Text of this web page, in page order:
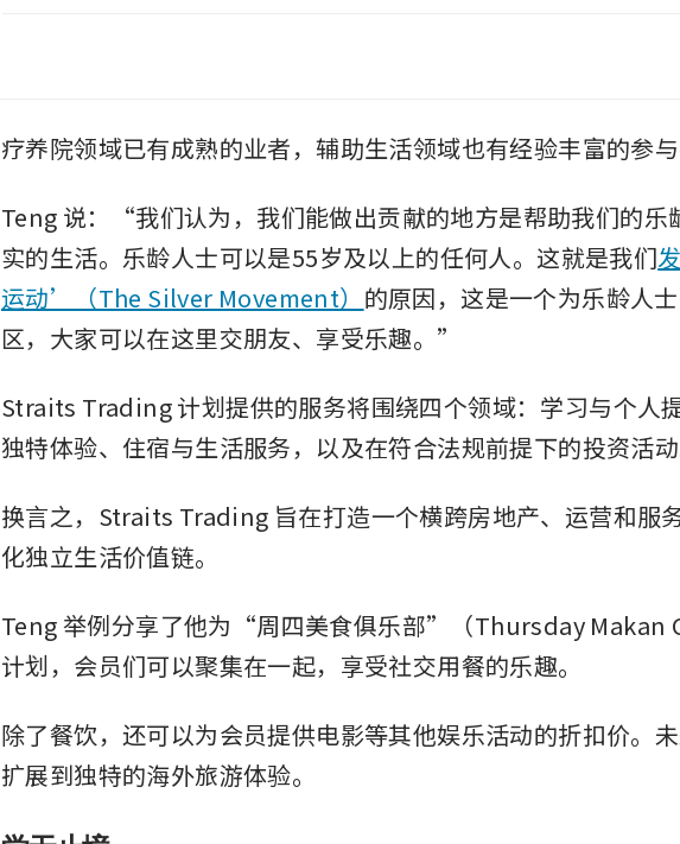
Straits Trading launches senior-living
Singapore, Malaysia
疗养院领域已有成熟的业者，辅助生活领域也有经验丰富的参与
Teng 说：“我们认为，我们能做出贡献的地方是帮助我们的乐
实的生活。乐龄人士可以是55岁及以上的任何人。这就是我们
运动’（The Silver Movement） 的原因，这是一个为乐龄人
区，大家可以在这里交朋友、享受乐趣。”
Straits Trading 计划提供的服务将围绕四个领域：学习与个人
独特体验、住宿与生活服务，以及在符合法规前提下的投资活动
换言之，Straits Trading 旨在打造一个横跨房地产、运营和服
化独立生活价值链。
Teng 举例分享了他为“周四美食俱乐部”（Thursday Makan
计划，会员们可以聚集在一起，享受社交用餐的乐趣。
除了餐饮，还可以为会员提供电影等其他娱乐活动的折扣价。
扩展到独特的海外旅游体验。